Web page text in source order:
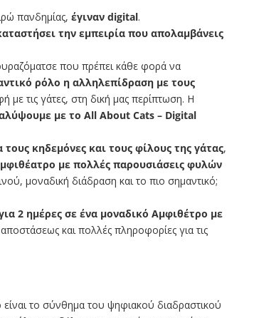
πανδημίας, έγιναν digital.
την εμπειρία που απολαμβάνεις
που πρέπει κάθε φορά να
ρόλο η αλληλεπίδραση με τους
τις γάτες, στη δική μας περίπτωση. Η
με το All About Cats – Digital
κηδεμόνες και τους φίλους της γάτας,
με πολλές παρουσιάσεις φυλών
μοναδική διάδραση και το πιο σημαντικό;
2 ημέρες σε ένα μοναδικό Αμφιθέτρο με
και πολλές πληροφορίες για τις
το σύνθημα του ψηφιακού διαδραστικού